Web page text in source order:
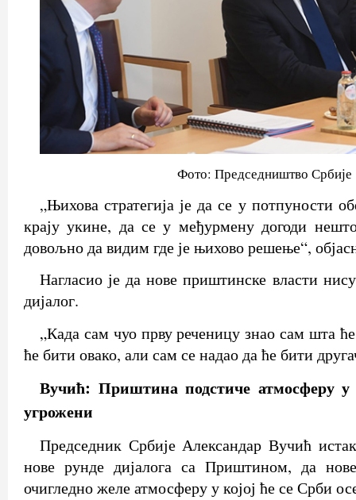
Фото: Председништво Србије
„Њихова стратегија је да се у потпуности
крају укине, да се у међурмену догоди
довољно да видим где је њихово решење“,
Нагласио је да нове приштинске власти
дијалог.
„Када сам чуо прву реченицу знао сам шта
ће бити овако, али сам се надао да ће бити
Вучић: Приштина подстиче атмосферу у
угрожени
Председник Србије Александар Вучић
нове рунде дијалога са Приштином, да
очигледно желе атмосферу у којој ће се Срби